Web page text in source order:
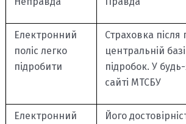
Електронний
поліс легко
підробити
Страховка
центральній
підробок. У
сайті МТСБУ
Електронний
Його